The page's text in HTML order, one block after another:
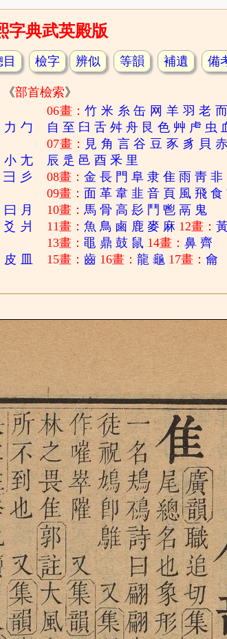
字典武英殿版
檢字 辨似 等韻 補遺 備
《部首檢索》
力 勹
小 尢
彐 彡
曰 月
爻 爿
皮
06畫：竹 米 糸 缶 网 羊 羽 老 而
自 至 臼 舌 舛 舟 艮 色 艸 虍 虫
07畫： 見 角 言 谷 豆 豕 豸 貝 赤
辰 辵 邑 酉 釆 里
08畫：金 長 門 阜 隶 隹 雨 靑 非
09畫： 面 革 韋 韭 音 頁 風 飛 食
10畫：馬 骨 高 髟 鬥 鬯 鬲 鬼
11畫：魚 鳥 鹵 鹿 麥 麻 12畫：
13畫：黽 鼎 鼓 鼠 14畫：鼻 齊
15畫：齒 16畫：龍 龜 17畫：龠